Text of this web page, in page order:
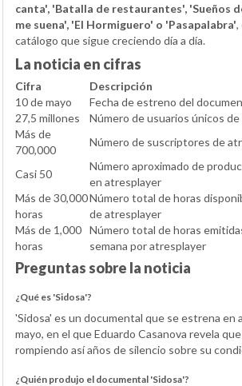
canta', 'Batalla de restaurantes', 'Sueños
me suena', 'El Hormiguero' o 'Pasapalabra',
catálogo que sigue creciendo día a día.
La noticia en cifras
Cifra
Descripción
10 de mayo
Fecha de estreno del
27,5 millones
Número de usuarios únicos
Más de
700,000
Número de suscriptores de
Casi 50
Número aproximado de
en atresplayer
Más de 30,000
horas
Número total de horas
de atresplayer
Más de 1,000
horas
Número total de horas
semana por atresplayer
Preguntas sobre la noticia
¿Qué es 'Sidosa'?
'Sidosa' es un documental que se estrena en
mayo, en el que Eduardo Casanova revela
rompiendo así años de silencio sobre su
¿Quién produjo el documental 'Sidosa'?